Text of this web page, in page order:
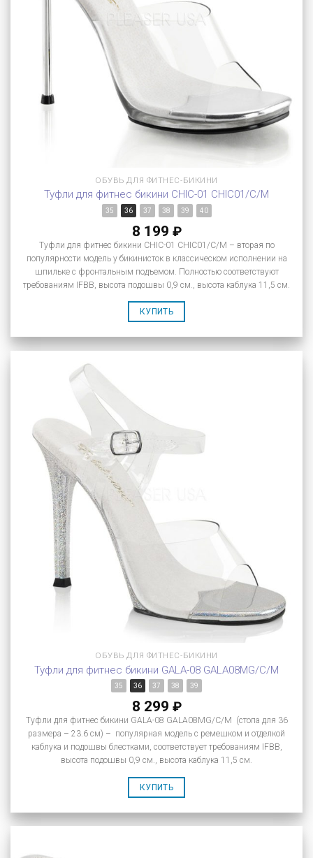
ОБУВЬ ДЛЯ ФИТНЕС-БИКИНИ
Туфли для фитнес бикини CHIC-01 CHIC01/C/M
35 36 37 38 39 40
8 199 ₽
Туфли для фитнес бикини CHIC-01 CHIC01/C/M – вторая по
популярности модель у бикинисток в классическом исполнении на
шпильке с фронтальным подъемом. Полностью соответствуют
требованиям IFBB, высота подошвы 0,9 см., высота каблука 11,5 см.
КУПИТЬ
ОБУВЬ ДЛЯ ФИТНЕС-БИКИНИ
Туфли для фитнес бикини GALA-08 GALA08MG/C/M
35 36 37 38 39
8 299 ₽
Туфли для фитнес бикини GALA-08 GALA08MG/C/M (стопа для 36
размера – 23.6 см) – популярная модель с ремешком и отделкой
каблука и подошвы блестками, соответствует требованиям IFBB,
высота подошвы 0,9 см., высота каблука 11,5 см.
КУПИТЬ